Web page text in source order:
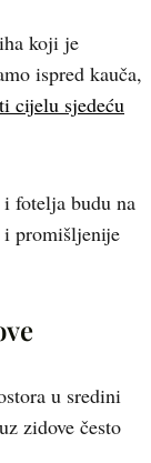
koji je
ispred kauča,
cijelu sjedeću
fotelja budu na
i promišljenije
u sredini
zidove često